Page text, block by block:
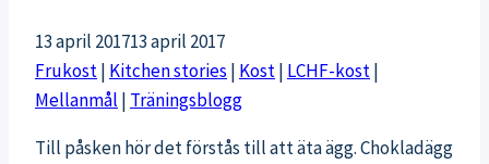
13 april 201713 april 2017
Frukost| Kitchen stories | Kost| LCHF-kost|
Mellanmål | Träningsblogg
Till påsken hör det förstås till att äta ägg. Chokladägg